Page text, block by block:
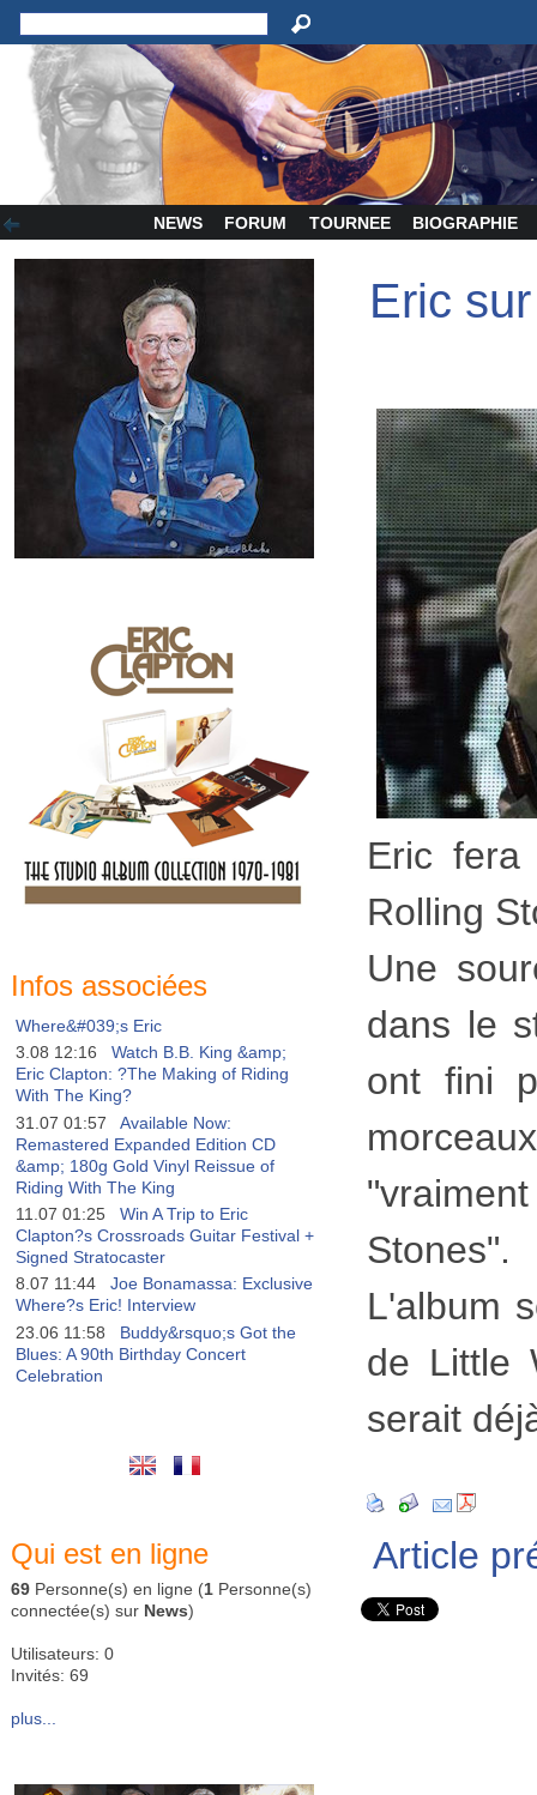
NEWS FORUM TOURNEE BIOGRAPHIE
Infos associées
Where&#039;s Eric
3.08 12:16
Watch B.B. King &amp;
Eric Clapton: ?The Making of Riding
With The King?
31.07 01:57
Available Now:
Remastered Expanded Edition CD
&amp; 180g Gold Vinyl Reissue of
Riding With The King
11.07 01:25
Win A Trip to Eric
Clapton?s Crossroads Guitar Festival +
Signed Stratocaster
8.07 11:44
Joe Bonamassa: Exclusive
Where?s Eric! Interview
23.06 11:58
Buddy&rsquo;s Got the
Blues: A 90th Birthday Concert
Celebration
Qui est en ligne
69 Personne(s) en ligne (1 Personne(s)
connectée(s) sur News)
Utilisateurs: 0
Invités: 69
plus...
Eric
Eric
Rolling
Une
dans le
ont fini
Stones".
L'album
de Little
serait
Article